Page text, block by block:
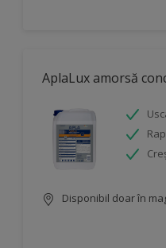
AplaLux amorsă
Disponibil doar în